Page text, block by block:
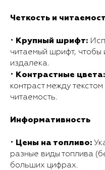
Четкость и
• Крупный шрифт:
читаемый шрифт,
издалека.
• Контрастные цвета:
контраст между
читаемость.
Информативность
• Цены на топливо:
разные виды топлива
больших цифрах.